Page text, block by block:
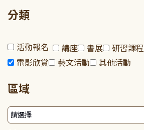
分類
活動報名 講座 書展 研習課程
電影欣賞
藝文活動 其他活動
區域